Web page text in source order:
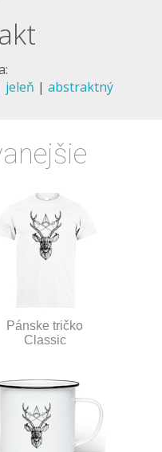
jeleň | abstraktný
Pánske tričko
Classic